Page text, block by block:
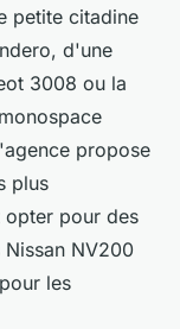
petite citadine
d'une
3008 ou la
propose
plus
opter pour des
NV200
les